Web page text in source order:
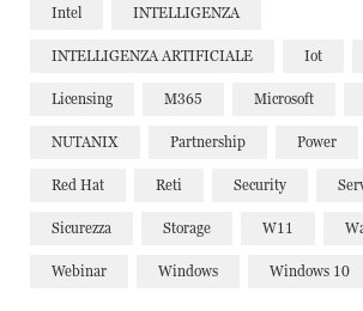
Intel INTELLIGENZA
INTELLIGENZA ARTIFICIALE Iot
Licensing M365 Microsoft
NUTANIX Partnership Power
Red Hat Reti Security
Sicurezza Storage W11
Webinar Windows Windows 10